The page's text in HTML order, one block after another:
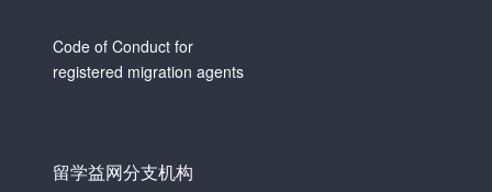
Code of Conduct for
registered migration agents
留学益网分支机构